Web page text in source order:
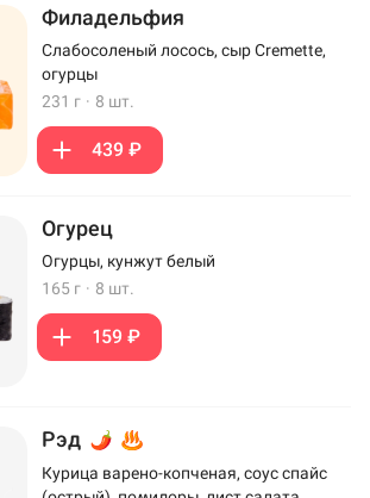
Филадельфия
Слабосоленый лосось, сыр Cremette,
огурцы
231 г · 8 шт.
439 ₽
Огурец
Огурцы, кунжут белый
165 г · 8 шт.
159 ₽
Рэд
Курица варено-копченая, соус спайс